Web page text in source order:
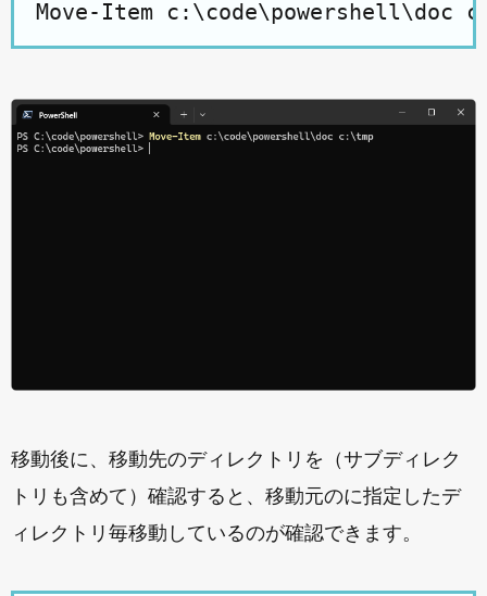
移動後に、移動先のディレクトリを（サブディレク
トリも含めて）確認すると、移動元のに指定したデ
ィレクトリ毎移動しているのが確認できます。